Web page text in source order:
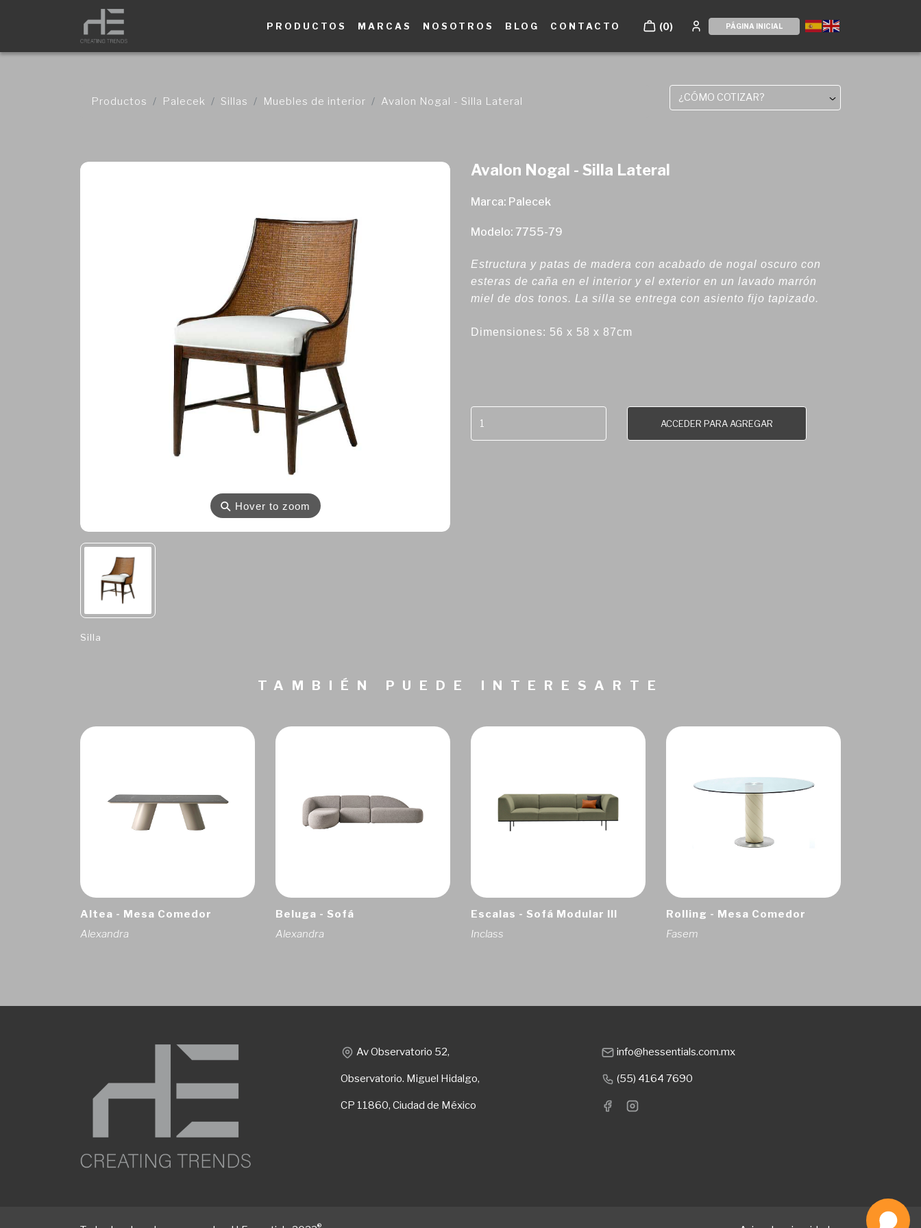
PRODUCTOS MARCAS NOSOTROS BLOG CONTACTO (0) PÁGINA INICIAL
Productos Palecek Sillas Muebles de interior Avalon Nogal - Silla Lateral ¿CÓMO COTIZAR?
⚲ Hover to zoom
Silla
Avalon Nogal - Silla Lateral
Marca: Palecek
Modelo: 7755-79
Estructura y patas de madera con acabado de nogal oscuro con
esteras de caña en el interior y el exterior en un lavado marrón
miel de dos tonos. La silla se entrega con asiento fijo tapizado.
Dimensiones: 56 x 58 x 87cm
ACCEDER PARA AGREGAR
TAMBIÉN PUEDE INTERESARTE
Altea - Mesa Comedor
Alexandra
Beluga - Sofá
Alexandra
Escalas - Sofá Modular III
Inclass
Rolling - Mesa Comedor
Fasem
Av Observatorio 52,
Observatorio. Miguel Hidalgo,
CP 11860, Ciudad de México
info@hessentials.com.mx
(55) 4164 7690